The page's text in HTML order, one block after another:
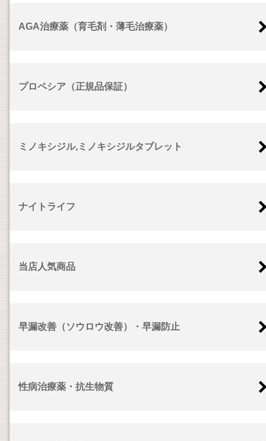
AGA治療薬（育毛剤・薄毛治療薬）
プロペシア（正規品保証）
ミノキシジル,ミノキシジルタブレット
ナイトライフ
当店人気商品
早漏改善（ソウロウ改善）・早漏防止
性病治療薬・抗生物質